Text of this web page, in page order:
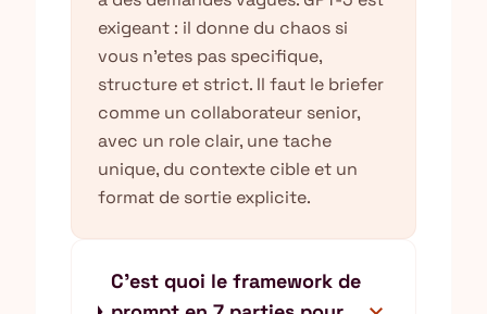
exigeant : il donne du chaos si
vous n'etes pas specifique,
structure et strict. Il faut le briefer
comme un collaborateur senior,
avec un role clair, une tache
unique, du contexte cible et un
format de sortie explicite.
C'est quoi le framework de